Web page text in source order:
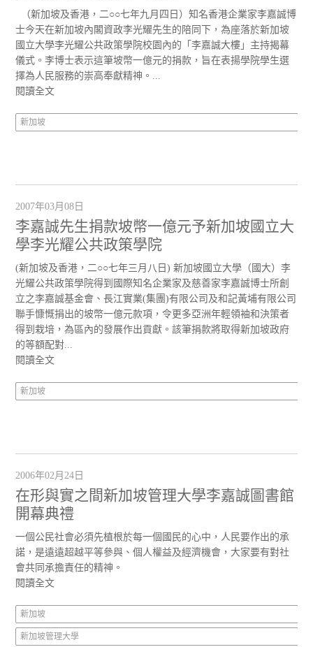
（新加坡及香港，二○○七年九月四日）知名香港企業家李嘉誠博
士今天在新加坡內閣資政李光耀先生的陪同下，為座落於新加坡
國立大學李光耀公共政策學院校園內的「李嘉誠大樓」主持揭幕
儀式。李博士表示這筆坡幣一億元的捐款，旨在表揚學院學生選
擇為人民服務的崇高奉獻精神。...
閱讀全文
新加坡
2007年03月08日
李嘉誠先生捐款坡幣一億元予新加坡國立大
學李光耀公共政策學院
(新加坡及香港，二○○七年三月八日) 新加坡國立大學（國大）李
光耀公共政策學院得到國際知名企業家及慈善家李嘉誠博士所創
立之李嘉誠基金會、長江實業(集團)有限公司及和記黃埔有限公司
聯手慷慨捐出的坡幣一億元款項，令更多亞洲年輕領袖和決策者
得到栽培，為區內的發展作出貢獻。該筆捐款將取得新加坡政府
的等額配對...
閱讀全文
新加坡
2006年02月24日
在形與實之間新加坡管理大學李嘉誠圖書館
開幕典禮
一個公民社會必須先植根於每一個國民的心中，人民要作出的承
諾，是遠遠超越平等參與、個人權益及經濟機會，大家要有對社
會共同承擔責任的精神。
閱讀全文
新加坡
新加坡管理大學